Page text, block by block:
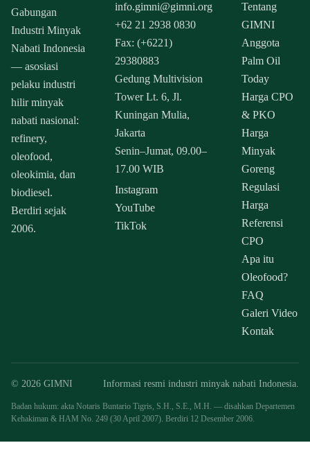
Gabungan
Industri Minyak
Nabati Indonesia
— asosiasi
pelaku industri
hilir minyak
nabati nasional:
refinery,
oleofood,
oleokimia, dan
biodiesel.
Berdiri sejak
2006.
info.gimni@gimni.org
+62 21 2938 0830
Fax: (+6221)
29380883
Gedung Multivision
Tower Lt. 6, Jl.
Kuningan Mulia,
Jakarta
Senin–Jumat, 09.00–
17.00 WIB
Instagram
YouTube
TikTok
Tentang
GIMNI
Anggota
Palm Oil
Today
Harga CPO
& PKO
Harga
Minyak
Goreng
Regulasi
Harga
Referensi
CPO
Apa itu
Oleofood?
FAQ
Galeri Video
Kontak
© 2026 GIMNI Informasi resmi industri minyak nabati Indonesia.
Badan hukum: akta Notaris Buntario Tigris, S.H., S.E., M.H. — disahkan Departemen
Kehakiman & HAM No. 249 (30 April 2007). Berdiri 12 Desember 2006.